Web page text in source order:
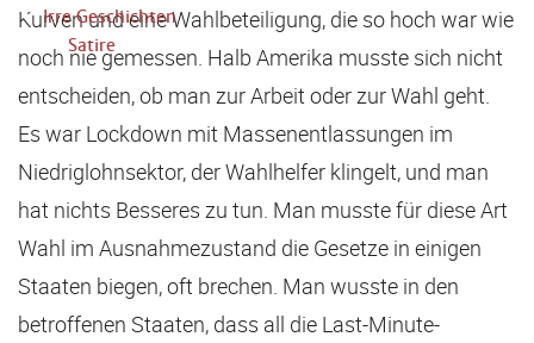
Irre Geschichten
Satire
Kurven und eine Wahlbeteiligung, die so hoch war wie
noch nie gemessen. Halb Amerika musste sich nicht
entscheiden, ob man zur Arbeit oder zur Wahl geht.
Es war Lockdown mit Massenentlassungen im
Niedriglohnsektor, der Wahlhelfer klingelt, und man
hat nichts Besseres zu tun. Man musste für diese Art
Wahl im Ausnahmezustand die Gesetze in einigen
Staaten biegen, oft brechen. Man wusste in den
betroffenen Staaten, dass all die Last-Minute-